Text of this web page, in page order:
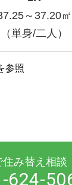
～37.20㎡
（単身/二人）
参照
住み替え相談
624-